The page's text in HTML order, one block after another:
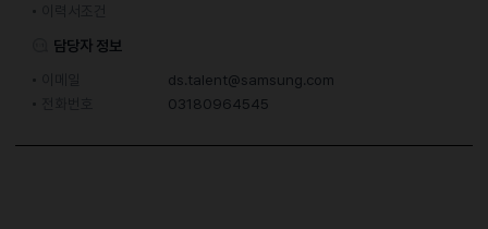
담당자 정보
ds.talent@samsung.com
03180964545